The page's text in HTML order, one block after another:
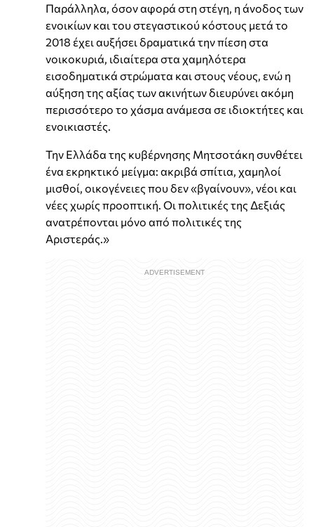
Παράλληλα, όσον αφορά στη στέγη, η άνοδος των
ενοικίων και του στεγαστικού κόστους μετά το
2018 έχει αυξήσει δραματικά την πίεση στα
νοικοκυριά, ιδιαίτερα στα χαμηλότερα
εισοδηματικά στρώματα και στους νέους, ενώ η
αύξηση της αξίας των ακινήτων διευρύνει ακόμη
περισσότερο το χάσμα ανάμεσα σε ιδιοκτήτες και
ενοικιαστές.
Την Ελλάδα της κυβέρνησης Μητσοτάκη συνθέτει
ένα εκρηκτικό μείγμα: ακριβά σπίτια, χαμηλοί
μισθοί, οικογένειες που δεν «βγαίνουν», νέοι και
νέες χωρίς προοπτική. Οι πολιτικές της Δεξιάς
ανατρέπονται μόνο από πολιτικές της
Αριστεράς.»